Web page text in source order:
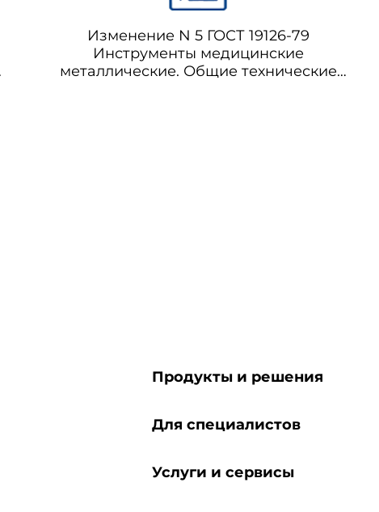
Изменение N 5 ГОСТ 19126-79
Инструменты медицинские
металлические. Общие технические
Продукты и решения
Для специалистов
Услуги и сервисы